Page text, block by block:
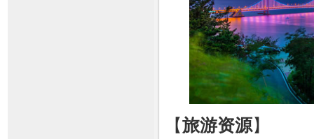
【旅游资源】